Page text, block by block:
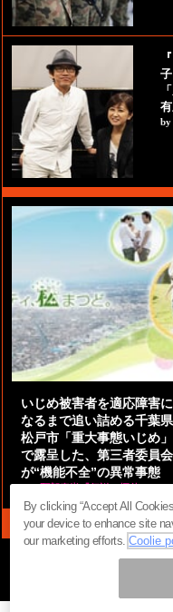
by
いじめ被害者を適応障害に
なるまで追い詰める千葉県
松戸市「重大事態いじめ」
で露呈した、第三者委員会
が“機能不全”の異常事態
by 阿部泰尚『伝説の探偵』
ページ内の商標は全て商標
By clicking “Accept All
your device to enhance site
our marketing efforts.Coolie